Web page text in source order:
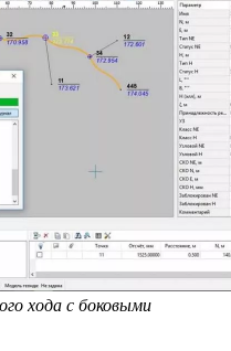
хода с боковыми